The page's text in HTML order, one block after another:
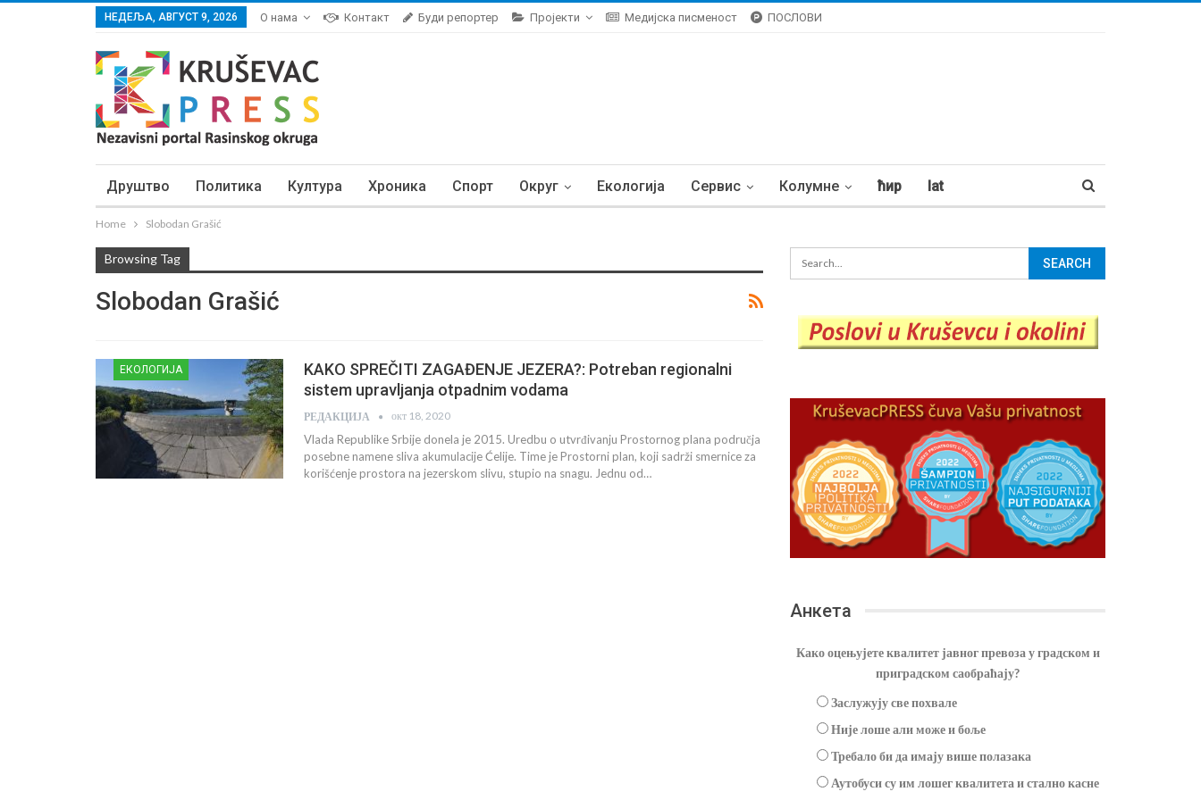
НЕДЕЉА, АВГУСТ 9, 2026 О нама Контакт Буди репортер Пројекти Медијска писменост ПОСЛОВИ
Друштво Политика Култура Хроника Спорт Округ Екологија Сервис Колумне ћир lat
Home Slobodan Grašić
Browsing Tag
Slobodan Grašić
ЕКОЛОГИЈА
KAKO SPREČITI ZAGAĐENJE JEZERA?: Potreban regionalni
sistem upravljanja otpadnim vodama
РЕДАКЦИЈА окт 18, 2020
Vlada Republike Srbije donela je 2015. Uredbu o utvrđivanju Prostornog plana područja
posebne namene sliva akumulacije Ćelije. Time je Prostorni plan, koji sadrži smernice za
korišćenje prostora na jezerskom slivu, stupio na snagu. Jednu od…
Анкета
Како оцењујете квалитет јавног превоза у градском и
приградском саобраћају?
Заслужују све похвале
Није лоше али може и боље
Требало би да имају више полазака
Аутобуси су им лошег квалитета и стално касне